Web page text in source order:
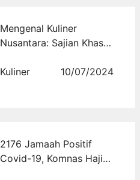
Mengenal Kuliner
Nusantara: Sajian Khas
Merauke
Kuliner 10/07/2024
2176 Jamaah Positif
Covid-19, Komnas Haji